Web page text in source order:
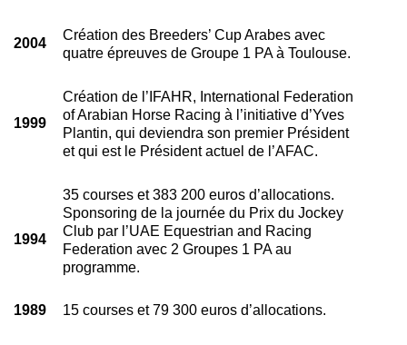
2004
Création des Breeders’ Cup Arabes avec
quatre épreuves de Groupe 1 PA à Toulouse.
1999
Création de l’IFAHR, International Federation
of Arabian Horse Racing à l’initiative d’Yves
Plantin, qui deviendra son premier Président
et qui est le Président actuel de l’AFAC.
1994
35 courses et 383 200 euros d’allocations.
Sponsoring de la journée du Prix du Jockey
Club par l’UAE Equestrian and Racing
Federation avec 2 Groupes 1 PA au
programme.
1989 15 courses et 79 300 euros d’allocations.